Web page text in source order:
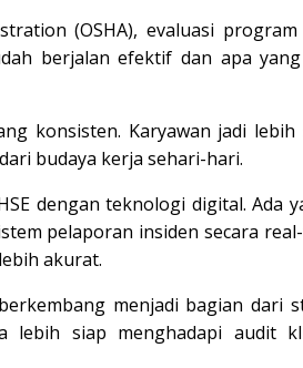
(OSHA), evaluasi program
berjalan efektif dan apa
konsisten. Karyawan jadi lebih
budaya kerja sehari-hari.
dengan teknologi digital. Ada
pelaporan insiden secara
akurat.
menjadi bagian dari
lebih siap menghadapi audit